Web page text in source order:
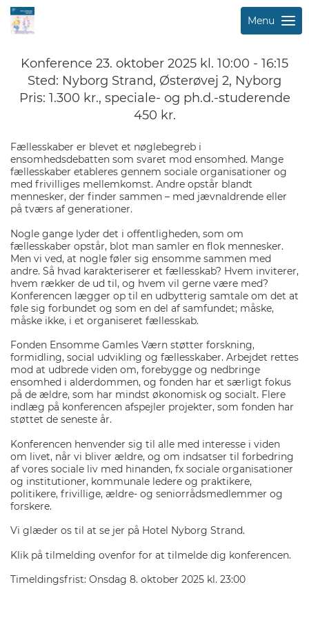
Menu
Konference 23. oktober 2025 kl. 10:00 - 16:15
Sted: Nyborg Strand, Østerøvej 2, Nyborg
Pris: 1.300 kr., speciale- og ph.d.-studerende
450 kr.
Fællesskaber er blevet et nøglebegreb i
ensomhedsdebatten som svaret mod ensomhed. Mange
fællesskaber etableres gennem sociale organisationer og
med frivilliges mellemkomst. Andre opstår blandt
mennesker, der finder sammen – med jævnaldrende eller
på tværs af generationer.
Nogle gange lyder det i offentligheden, som om
fællesskaber opstår, blot man samler en flok mennesker.
Men vi ved, at nogle føler sig ensomme sammen med
andre. Så hvad karakteriserer et fællesskab? Hvem inviterer,
hvem rækker de ud til, og hvem vil gerne være med?
Konferencen lægger op til en udbytterig samtale om det at
føle sig forbundet og som en del af samfundet; måske,
måske ikke, i et organiseret fællesskab.
Fonden Ensomme Gamles Værn støtter forskning,
formidling, social udvikling og fællesskaber. Arbejdet rettes
mod at udbrede viden om, forebygge og nedbringe
ensomhed i alderdommen, og fonden har et særligt fokus
på de ældre, som har mindst økonomisk og socialt. Flere
indlæg på konferencen afspejler projekter, som fonden har
støttet de seneste år.
Konferencen henvender sig til alle med interesse i viden
om livet, når vi bliver ældre, og om indsatser til forbedring
af vores sociale liv med hinanden, fx sociale organisationer
og institutioner, kommunale ledere og praktikere,
politikere, frivillige, ældre- og seniorrådsmedlemmer og
forskere.
Vi glæder os til at se jer på Hotel Nyborg Strand.
Klik på tilmelding ovenfor for at tilmelde dig konferencen.
Timeldingsfrist: Onsdag 8. oktober 2025 kl. 23:00